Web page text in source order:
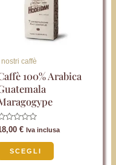
I nostri caffè
100% Arabica
€ Iva inclusa
SCEGLI
varianti.
Le
opzioni
essere